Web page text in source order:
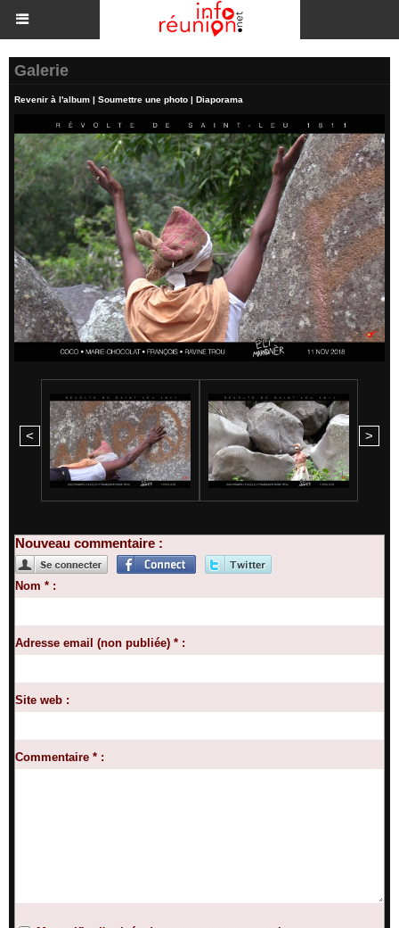
Galerie
Revenir à l'album | Soumettre une photo | Diaporama
< >
Nouveau commentaire :
Nom * :
Adresse email (non publiée) * :
Site web :
Commentaire * :